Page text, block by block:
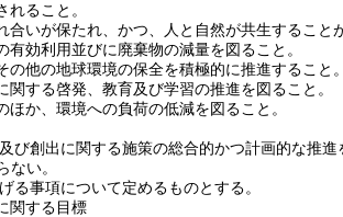
ること。
合いが保たれ、かつ、人と自然が共生すること
有効利用並びに廃棄物の減量を図ること。
の他の地球環境の保全を積極的に推進すること。
関する啓発、教育及び学習の推進を図ること。
ほか、環境への負荷の低減を図ること。
び創出に関する施策の総合的かつ計画的な推
ない。
る事項について定めるものとする。
関する目標